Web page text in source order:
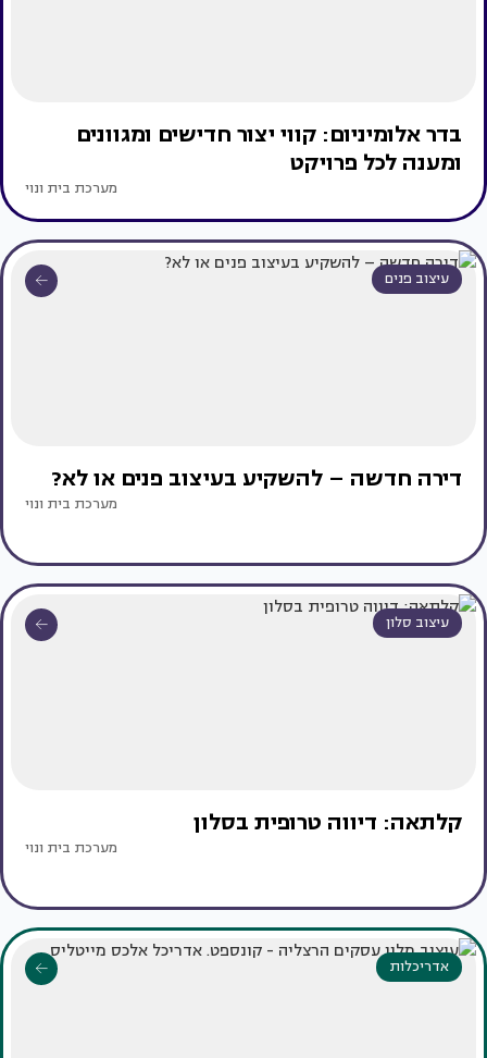
בדר אלומיניום: קווי יצור חדישים ומגוונים
ומענה לכל פרויקט
מערכת בית ונוי
עיצוב פנים
דירה חדשה – להשקיע בעיצוב פנים או לא?
מערכת בית ונוי
עיצוב סלון
קלתאה: דיווה טרופית בסלון
מערכת בית ונוי
אדריכלות